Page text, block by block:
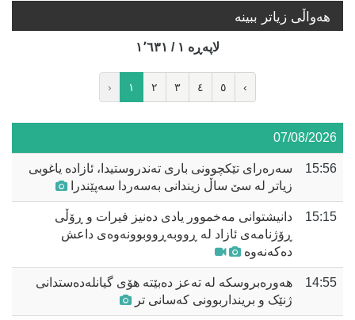
هه‌واڵی زیاتر ببینە
لاپه‌ڕه‌ ١ / ١٬٦٣١
‹ ١ ٢ ٣ ٤ ٥ ›
07/08/2026
15:56
سەرەرای تێکچوونی باری تەندروستیدا، ئازادە یاغوبی
زیاتر لە سێ ساڵ زیندانی بەسەردا سەپێندرا
15:15
دانیشتوانی مەخموور یادی دەنیز فیرات و ڕۆڵی
ڕۆژنامەی ئازاد لە ڕووبەڕووبوونەوەی داعش
دەکەنەوە
14:55
هەورەبروسکە لە تەعز دەبێتە هۆی گیانلەدەستدانی
ژنێک و برینداربوونی کەسانی تر